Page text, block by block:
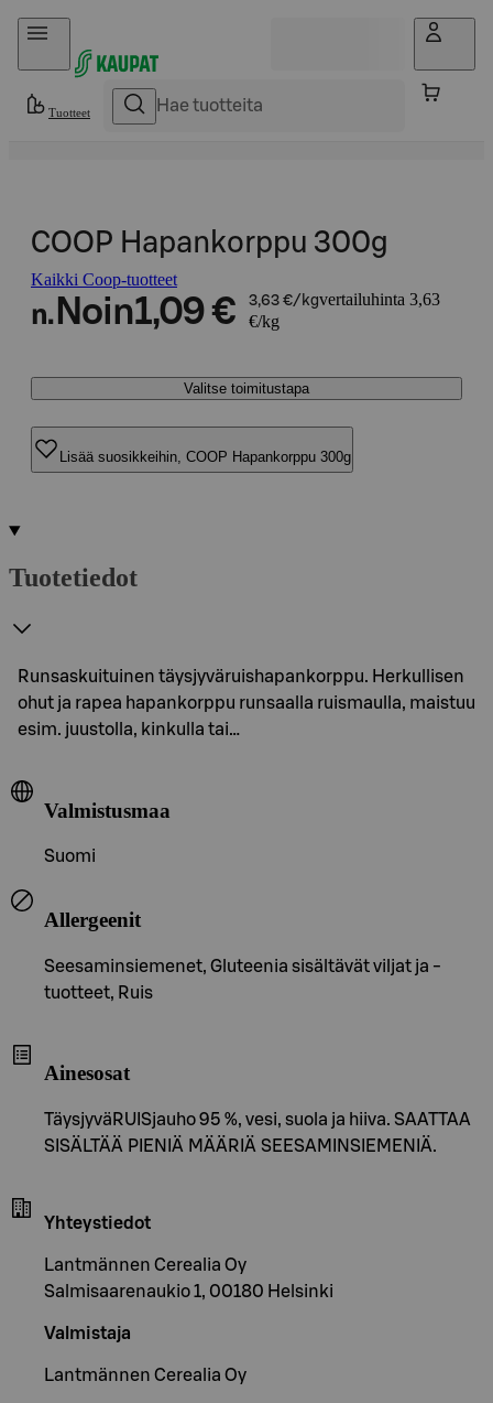
Hyppää sisältöön
Tuotteet
COOP Hapankorppu 300g
Kaikki Coop-tuotteet
n. Noin1,09 € 3,63 €/kgvertailuhinta 3,63
€/kg
Valitse toimitustapa
Lisää suosikkeihin, COOP Hapankorppu 300g
Tuotetiedot
Runsaskuituinen täysjyväruishapankorppu. Herkullisen
ohut ja rapea hapankorppu runsaalla ruismaulla, maistuu
esim. juustolla, kinkulla tai…
Valmistusmaa
Suomi
Allergeenit
Seesaminsiemenet, Gluteenia sisältävät viljat ja -
tuotteet, Ruis
Ainesosat
TäysjyväRUISjauho 95 %, vesi, suola ja hiiva. SAATTAA
SISÄLTÄÄ PIENIÄ MÄÄRIÄ SEESAMINSIEMENIÄ.
Yhteystiedot
Lantmännen Cerealia Oy
Salmisaarenaukio 1, 00180 Helsinki
Valmistaja
Lantmännen Cerealia Oy